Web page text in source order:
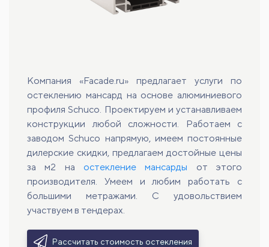
Компания «Facade.ru» предлагает услуги по
остеклению мансард на основе алюминиевого
профиля Schuco. Проектируем и устанавливаем
конструкции любой сложности. Работаем с
заводом Schuco напрямую, имеем постоянные
дилерские скидки, предлагаем достойные цены
за м2 на остекление мансарды от этого
производителя. Умеем и любим работать с
большими метражами. С удовольствием
участвуем в тендерах.
Рассчитать стоимость остекления